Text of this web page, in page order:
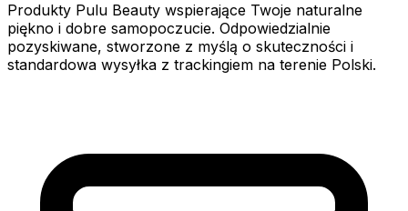
Produkty Pulu Beauty wspierające Twoje naturalne
piękno i dobre samopoczucie. Odpowiedzialnie
pozyskiwane, stworzone z myślą o skuteczności i
standardowa wysyłka z trackingiem na terenie Polski.